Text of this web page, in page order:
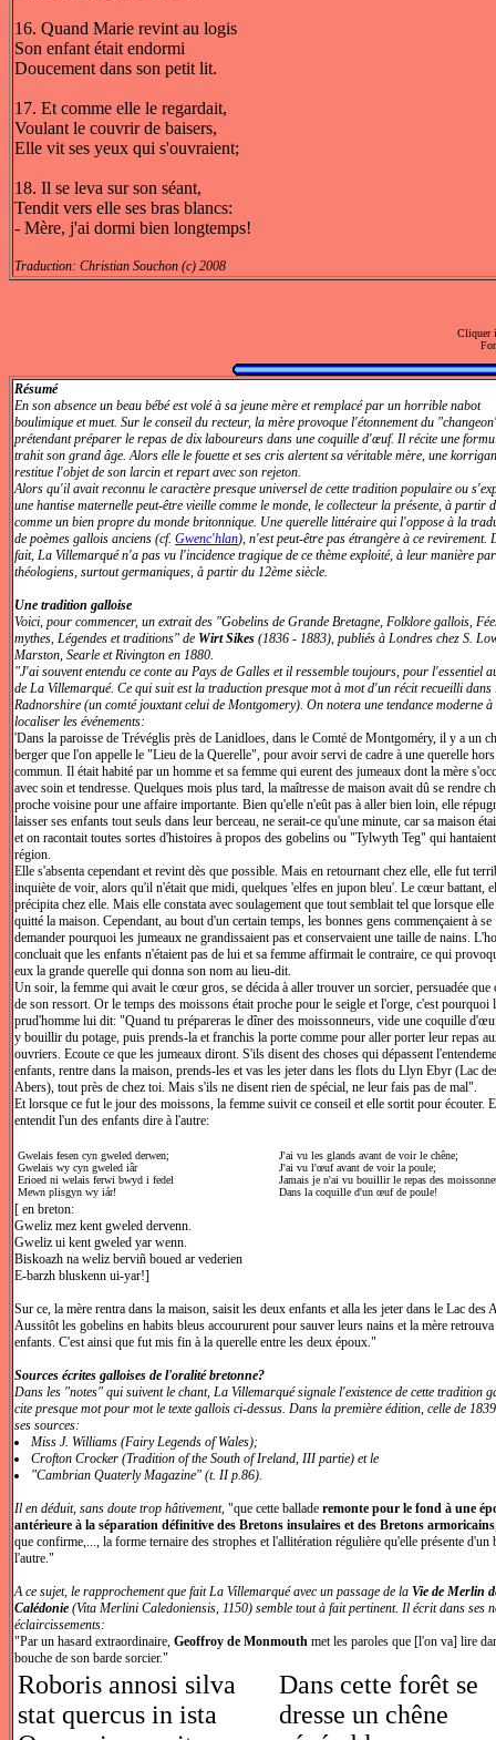
16. Quand Marie revint au logis
Son enfant était endormi
Doucement dans son petit lit.
17. Et comme elle le regardait,
Voulant le couvrir de baisers,
Elle vit ses yeux qui s'ouvraient;
18. Il se leva sur son séant,
Tendit vers elle ses bras blancs:
- Mère, j'ai dormi bien longtemps!
Traduction: Christian Souchon (c) 2008
Cliquer
Résumé
En son absence un beau bébé est volé à sa jeune mère et remplacé par un horrible nabot
boulimique et muet. Sur le conseil du recteur, la mère provoque l'étonnement du
prétendant préparer le repas de dix laboureurs dans une coquille d'œuf. Il récite une
trahit son grand âge. Alors elle le fouette et ses cris alertent sa véritable mère, une
restitue l'objet de son larcin et repart avec son rejeton.
Alors qu'il avait reconnu le caractère presque universel de cette tradition populaire ou
une hantise maternelle peut-être vieille comme le monde, le collecteur la présente, à partir
comme un bien propre du monde britonnique. Une querelle littéraire qui l'oppose à la
de poèmes gallois anciens (cf. Gwenc'hlan), n'est peut-être pas étrangère à ce revirement.
fait, La Villemarqué n'a pas vu l'incidence tragique de ce thème exploité, à leur manière
théologiens, surtout germaniques, à partir du 12ème siècle.
Une tradition galloise
Voici, pour commencer, un extrait des "Gobelins de Grande Bretagne, Folklore gallois,
mythes, Légendes et traditions" de Wirt Sikes (1836 - 1883), publiés à Londres chez S.
Marston, Searle et Rivington en 1880.
"J'ai souvent entendu ce conte au Pays de Galles et il ressemble toujours, pour l'essentiel
de La Villemarqué. Ce qui suit est la traduction presque mot à mot d'un récit recueilli dans
Radnorshire (un comté jouxtant celui de Montgomery). On notera une tendance moderne à
localiser les événements:
'Dans la paroisse de Trévéglis près de Lanidloes, dans le Comté de Montgoméry, il y a un
berger que l'on appelle le "Lieu de la Querelle", pour avoir servi de cadre à une querelle
commun. Il était habité par un homme et sa femme qui eurent des jumeaux dont la mère
avec soin et tendresse. Quelques mois plus tard, la maîtresse de maison avait dû se rendre
proche voisine pour une affaire importante. Bien qu'elle n'eût pas à aller bien loin, elle
laisser ses enfants tout seuls dans leur berceau, ne serait-ce qu'une minute, car sa maison
et on racontait toutes sortes d'histoires à propos des gobelins ou "Tylwyth Teg" qui
région.
Elle s'absenta cependant et revint dès que possible. Mais en retournant chez elle, elle fut
inquiète de voir, alors qu'il n'était que midi, quelques 'elfes en jupon bleu'. Le cœur battant,
précipita chez elle. Mais elle constata avec soulagement que tout semblait tel que lorsque
quitté la maison. Cependant, au bout d'un certain temps, les bonnes gens commençaient à se
demander pourquoi les jumeaux ne grandissaient pas et conservaient une taille de nains.
concluait que les enfants n'étaient pas de lui et sa femme affirmait le contraire, ce qui
eux la grande querelle qui donna son nom au lieu-dit.
Un soir, la femme qui avait le cœur gros, se décida à aller trouver un sorcier, persuadée que
de son ressort. Or le temps des moissons était proche pour le seigle et l'orge, c'est pourquoi
prud'homme lui dit: "Quand tu prépareras le dîner des moissonneurs, vide une coquille
y bouillir du potage, puis prends-la et franchis la porte comme pour aller porter leur repas
ouvriers. Ecoute ce que les jumeaux diront. S'ils disent des choses qui dépassent
enfants, rentre dans la maison, prends-les et vas les jeter dans les flots du Llyn Ebyr (Lac
Abers), tout près de chez toi. Mais s'ils ne disent rien de spécial, ne leur fais pas de mal".
Et lorsque ce fut le jour des moissons, la femme suivit ce conseil et elle sortit pour écouter.
entendit l'un des enfants dire à l'autre:
Gwelais fesen cyn gweled derwen;
Gwelais wy cyn gweled iâr
Erioed ni welais ferwi bwyd i fedel
Mewn plisgyn wy iár!
J'ai vu les glands avant de voir le chêne;
J'ai vu l'œuf avant de voir la poule;
Jamais je n'ai vu bouillir le repas des
Dans la coquille d'un œuf de poule!
[ en breton:
Gweliz mez kent gweled dervenn.
Gweliz ui kent gweled yar wenn.
Biskoazh na weliz berviñ boued ar vederien
E-barzh bluskenn ui-yar!]
Sur ce, la mère rentra dans la maison, saisit les deux enfants et alla les jeter dans le Lac des
Aussitôt les gobelins en habits bleus accoururent pour sauver leurs nains et la mère retrouva
enfants. C'est ainsi que fut mis fin à la querelle entre les deux époux."
Sources écrites galloises de l'oralité bretonne?
Dans les "notes" qui suivent le chant, La Villemarqué signale l'existence de cette tradition
cite presque mot pour mot le texte gallois ci-dessus. Dans la première édition, celle de
ses sources:
Miss J. Williams (Fairy Legends of Wales);
Crofton Crocker (Tradition of the South of Ireland, III partie) et le
"Cambrian Quaterly Magazine" (t. II p.86).
Il en déduit, sans doute trop hâtivement, "que cette ballade remonte pour le fond à une
antérieure à la séparation définitive des Bretons insulaires et des Bretons armoricains
que confirme,..., la forme ternaire des strophes et l'allitération régulière qu'elle présente d'un
l'autre."
A ce sujet, le rapprochement que fait La Villemarqué avec un passage de la Vie de Merlin
Calédonie (Vita Merlini Caledoniensis, 1150) semble tout à fait pertinent. Il écrit dans ses
éclaircissements:
"Par un hasard extraordinaire, Geoffroy de Monmouth met les paroles que [l'on va] lire
bouche de son barde sorcier."
Roboris annosi silva
stat quercus in ista
Dans cette forêt se
dresse un chêne